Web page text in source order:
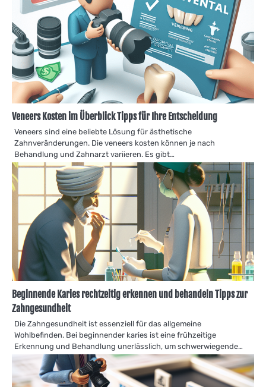
Veneers Kosten im Überblick Tipps für Ihre Entscheidung
Veneers sind eine beliebte Lösung für ästhetische
Zahnveränderungen. Die veneers kosten können je nach
Behandlung und Zahnarzt variieren. Es gibt…
Beginnende Karies rechtzeitig erkennen und behandeln Tipps zur
Zahngesundheit
Die Zahngesundheit ist essenziell für das allgemeine
Wohlbefinden. Bei beginnender karies ist eine frühzeitige
Erkennung und Behandlung unerlässlich, um schwerwiegende…